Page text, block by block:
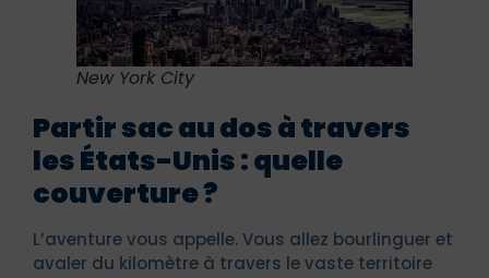
New York City
Partir sac au dos à travers
les États-Unis : quelle
couverture ?
L’aventure vous appelle. Vous allez bourlinguer et
avaler du kilomètre à travers le vaste territoire